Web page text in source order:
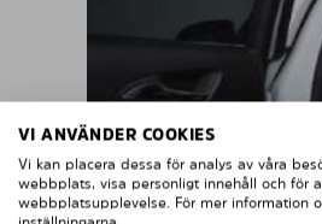
VI ANVÄNDER COOKIES
Vi kan placera dessa för analys av våra
webbplats, visa personligt innehåll och för
webbplatsupplevelse. För mer information